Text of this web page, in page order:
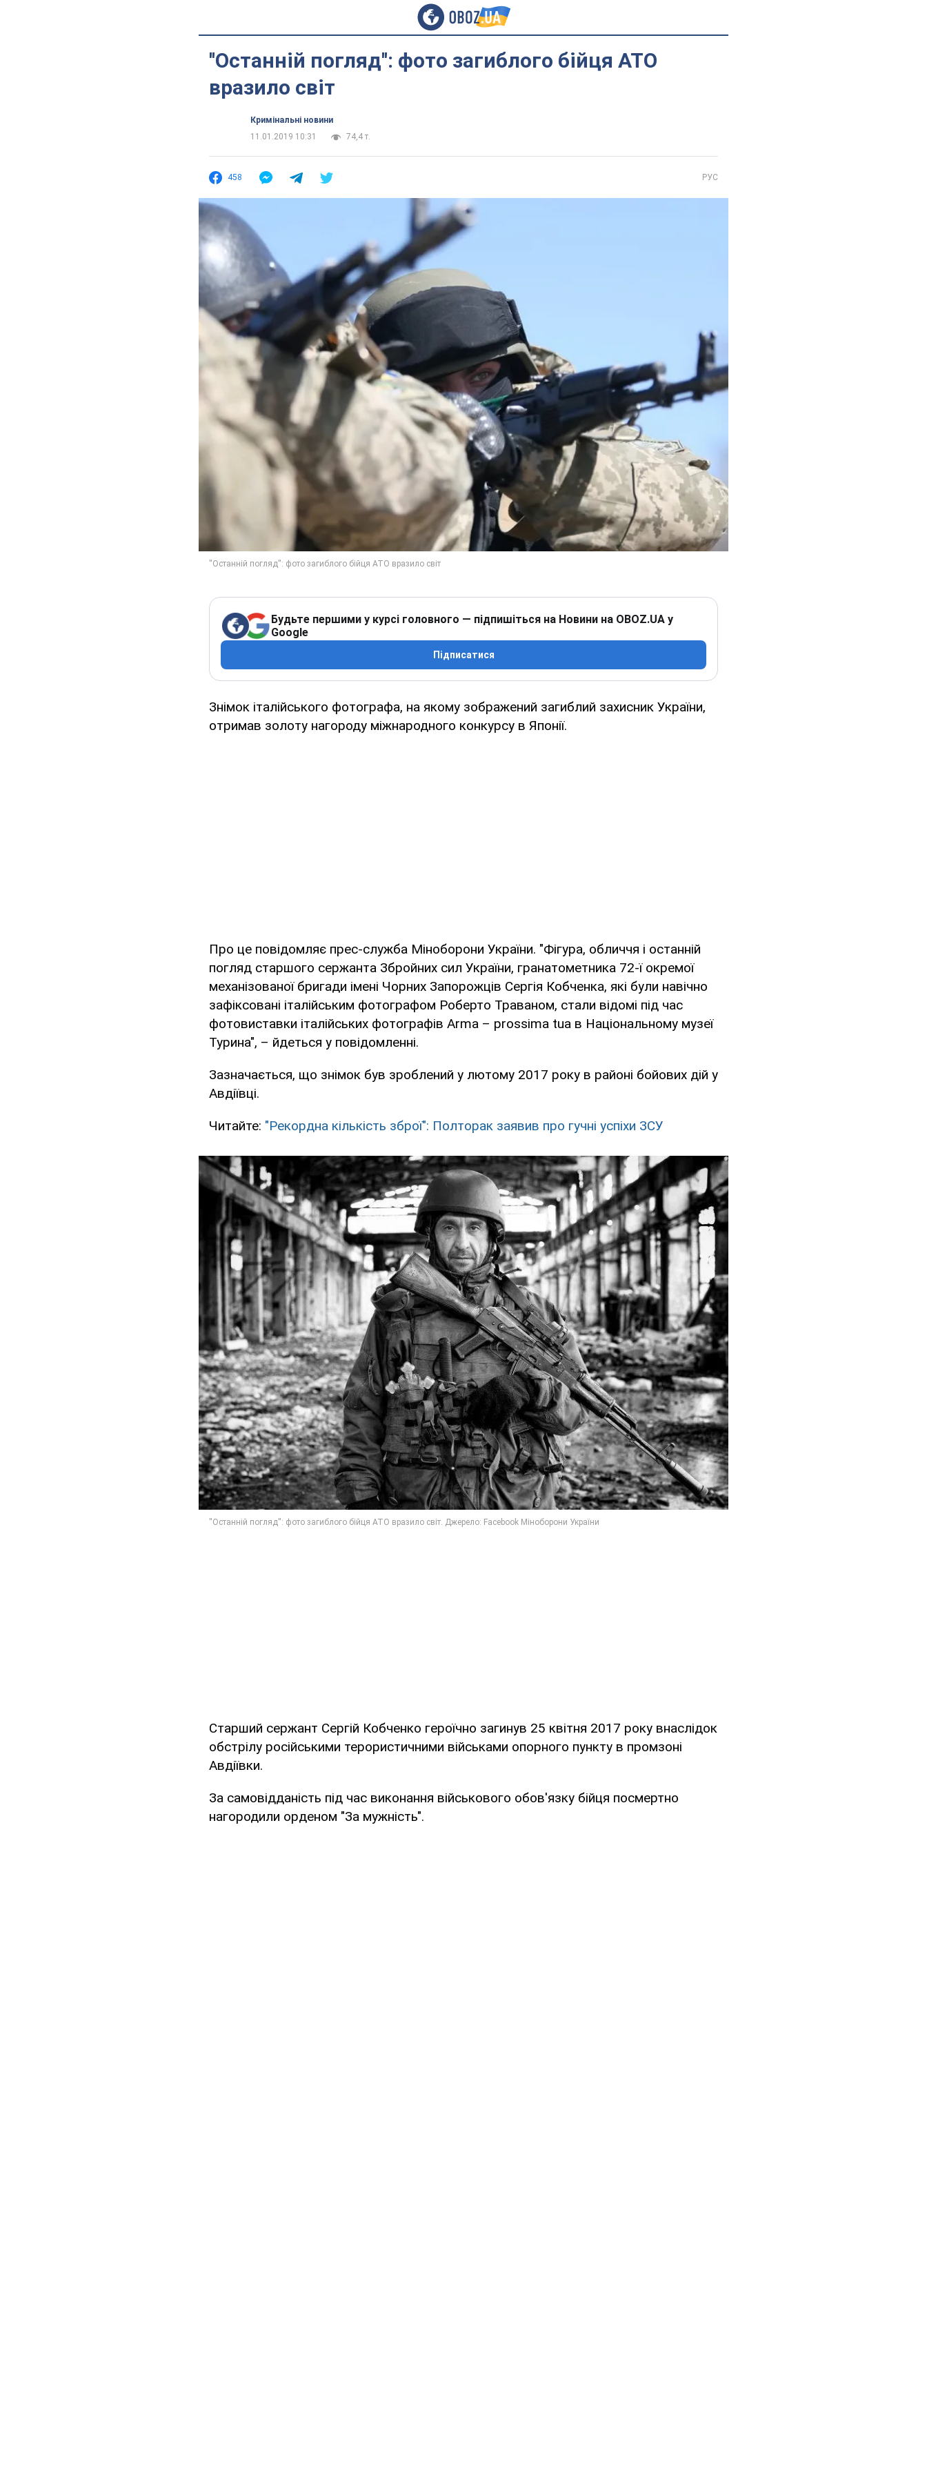
''Останній погляд'': фото загиблого бійця АТО
вразило світ
Кримінальні новини
11.01.2019 10:31
74,4 т.
458 РУС
Будьте першими у курсі головного — підпишіться на Новини на OBOZ.UA у
Google
Підписатися
Знімок італійського фотографа, на якому зображений загиблий захисник України,
отримав золоту нагороду міжнародного конкурсу в Японії.
Про це повідомляє прес-служба Міноборони України. "Фігура, обличчя і останній
погляд старшого сержанта Збройних сил України, гранатометника 72-ї окремої
механізованої бригади імені Чорних Запорожців Сергія Кобченка, які були навічно
зафіксовані італійським фотографом Роберто Траваном, стали відомі під час
фотовиставки італійських фотографів Аrma – prossima tua в Національному музеї
Турина", – йдеться у повідомленні.
Зазначається, що знімок був зроблений у лютому 2017 року в районі бойових дій у
Авдіївці.
Читайте: "Рекордна кількість зброї": Полторак заявив про гучні успіхи ЗСУ
Старший сержант Сергій Кобченко героїчно загинув 25 квітня 2017 року внаслідок
обстрілу російськими терористичними військами опорного пункту в промзоні
Авдіївки.
За самовідданість під час виконання військового обов'язку бійця посмертно
нагородили орденом "За мужність".